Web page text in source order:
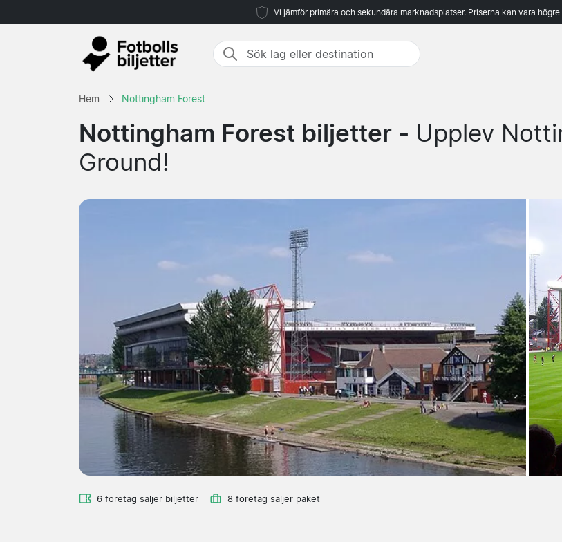
Vi jämför primära och sekundära marknadsplatser. Priserna kan vara
Hem Nottingham Forest
Nottingham Forest biljetter - Upplev
Ground!
6 företag säljer biljetter 8 företag säljer paket